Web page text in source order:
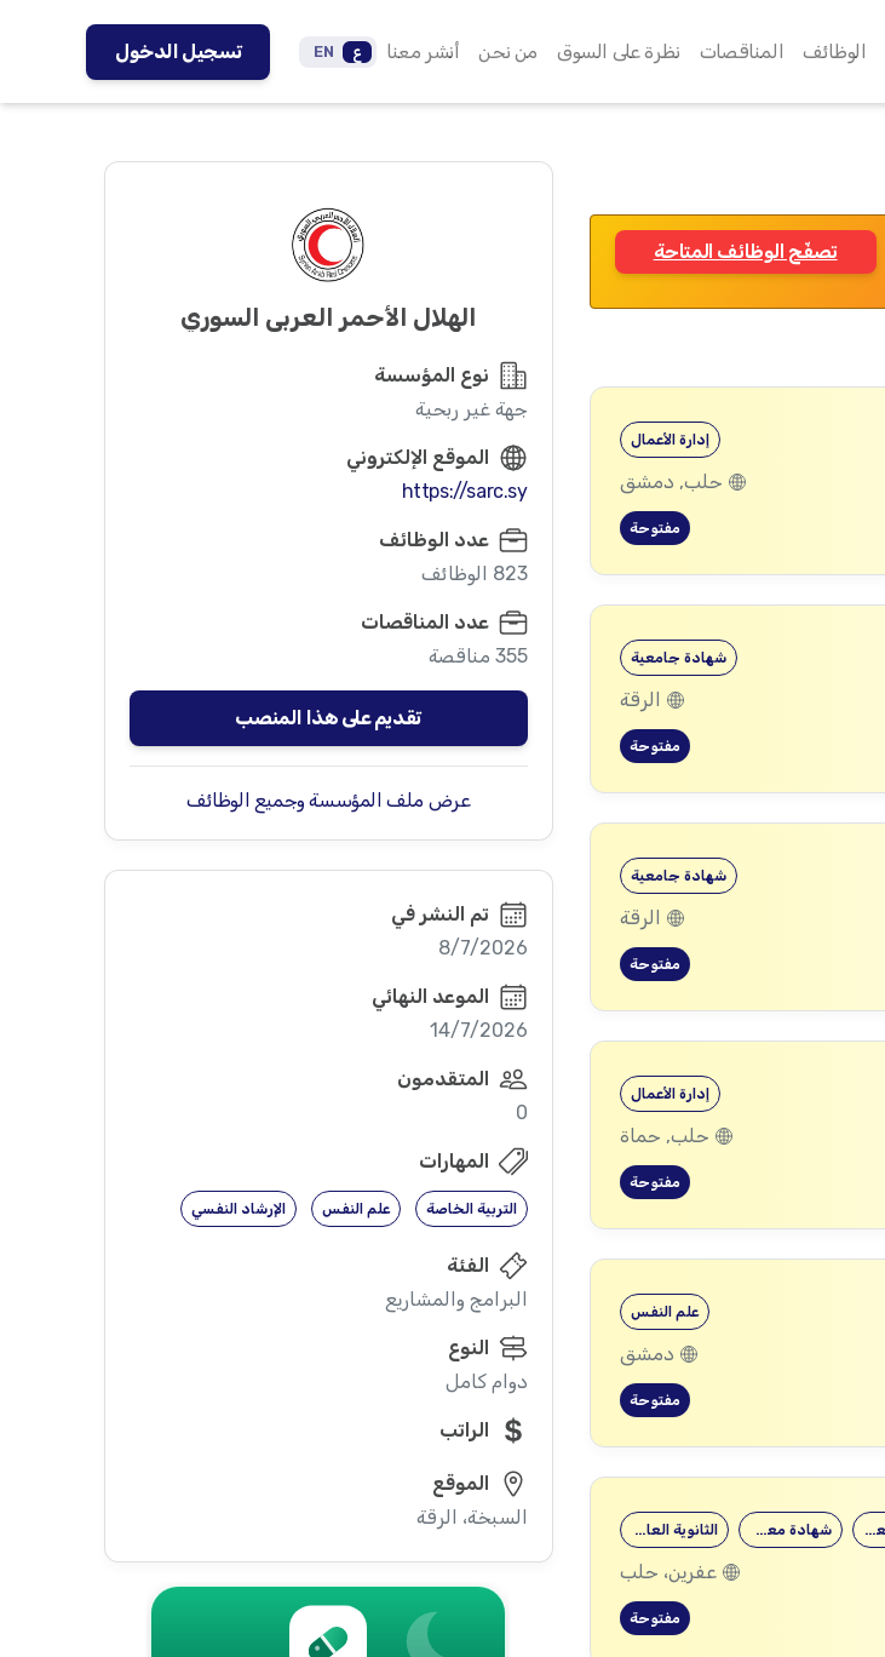
الوظائف المناقصات نظرة على السوق من نحن أنشر معنا ع EN تسجيل الدخول
تصفّح الوظائف المتاحة
إدارة الأعمال
حلب, دمشق
مفتوحة
شهادة جامعية
الرقة
مفتوحة
شهادة جامعية
الرقة
مفتوحة
إدارة الأعمال
حلب, حماة
مفتوحة
علم النفس
دمشق
مفتوحة
الثانوية العامة شهادة معهد شهادة جامعية
عفرين، حلب
مفتوحة
الهلال الأحمر العربي السوري
نوع المؤسسة
جهة غير ربحية
الموقع الإلكتروني
https://sarc.sy
عدد الوظائف
823 الوظائف
عدد المناقصات
355 مناقصة
تقديم على هذا المنصب
عرض ملف المؤسسة وجميع الوظائف
تم النشر في
8/7/2026
الموعد النهائي
14/7/2026
المتقدمون
0
المهارات
التربية الخاصة علم النفس الإرشاد النفسي
الفئة
البرامج والمشاريع
النوع
دوام كامل
الراتب
الموقع
السبخة، الرقة